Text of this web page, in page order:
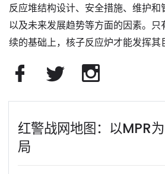
反应堆结构设计、安全措施、维护
以及未来发展趋势等方面的因素。
续的基础上，核子反应炉才能发挥其
红警战网地图：以MPR
局